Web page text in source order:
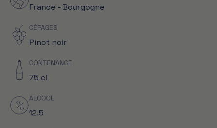
France - Bourgogne
CÉPAGES
Pinot noir
CONTENANCE
75 cl
ALCOOL
12.5